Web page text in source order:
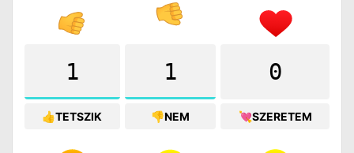
1
👍TETSZIK
1
👎NEM
0
💘SZERETEM